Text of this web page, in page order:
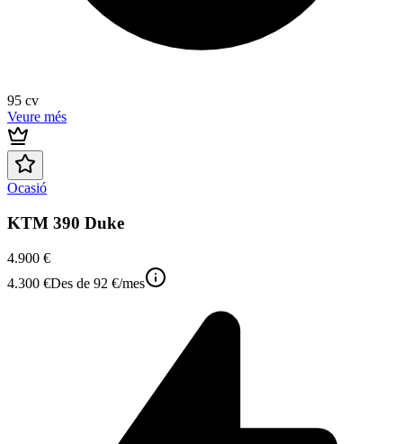
95 cv
Veure més
Ocasió
KTM 390 Duke
4.900 €
4.300 €Des de 92 €/mes